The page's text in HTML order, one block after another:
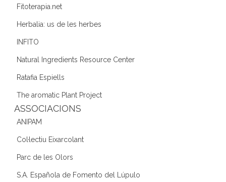
Fitoterapia.net
Herbalia: us de les herbes
INFITO
Natural Ingredients Resource Center
Ratafia Espiells
The aromatic Plant Project
ASSOCIACIONS
ANIPAM
Col·lectiu Eixarcolant
Parc de les Olors
S.A. Española de Fomento del Lúpulo